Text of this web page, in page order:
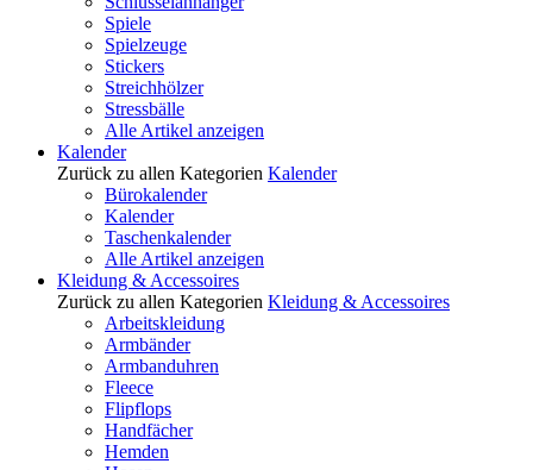
Spiele
Spielzeuge
Stickers
Streichhölzer
Stressbälle
Alle Artikel anzeigen
Kalender
Zurück zu allen Kategorien Kalender
Bürokalender
Kalender
Taschenkalender
Alle Artikel anzeigen
Kleidung & Accessoires
Zurück zu allen Kategorien Kleidung & Accessoires
Arbeitskleidung
Armbänder
Armbanduhren
Fleece
Flipflops
Handfächer
Hemden